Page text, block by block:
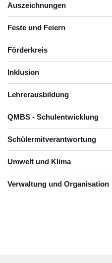
Auszeichnungen
Feste und Feiern
Förderkreis
Inklusion
Lehrerausbildung
QMBS - Schulentwicklung
Schülermitverantwortung
Umwelt und Klima
Verwaltung und Organisation